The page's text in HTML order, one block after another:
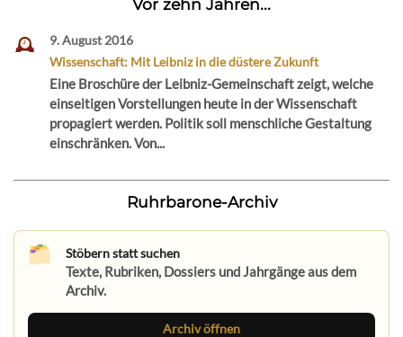
Vor zehn Jahren...
9. August 2016
Wissenschaft: Mit Leibniz in die düstere Zukunft
Eine Broschüre der Leibniz-Gemeinschaft zeigt, welche
einseitigen Vorstellungen heute in der Wissenschaft
propagiert werden. Politik soll menschliche Gestaltung
einschränken. Von...
Ruhrbarone-Archiv
Stöbern statt suchen
Texte, Rubriken, Dossiers und Jahrgänge aus dem
Archiv.
Archiv öffnen